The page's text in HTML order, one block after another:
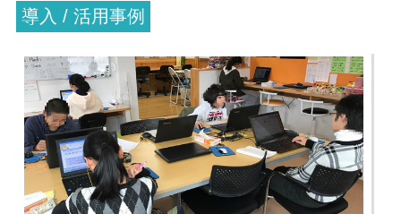
導入 / 活用事例